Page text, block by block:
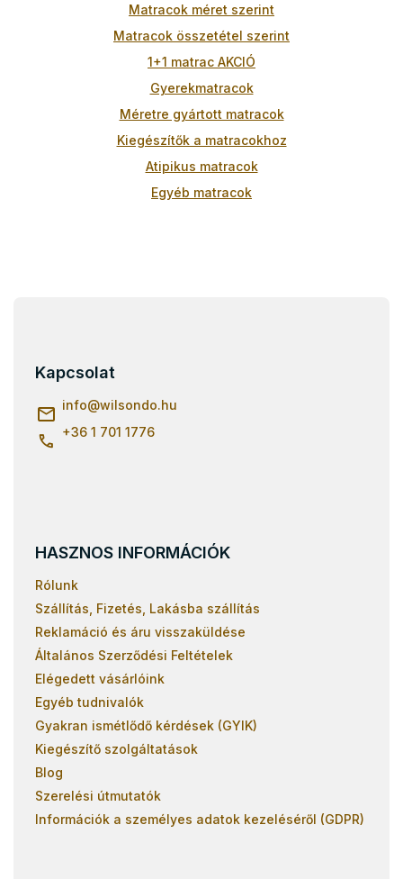
á
n
y
í
t
á
s
e
l
e
m
e
Matracok méret szerint
Matracok összetétel szerint
1+1 matrac AKCIÓ
Gyerekmatracok
Méretre gyártott matracok
Kiegészítők a matracokhoz
Atipikus matracok
Egyéb matracok
Kapcsolat
info@wilsondo.hu
+36 1 701 1776
HASZNOS INFORMÁCIÓK
Rólunk
Szállítás, Fizetés, Lakásba szállítás
Reklamáció és áru visszaküldése
Általános Szerződési Feltételek
Elégedett vásárlóink
Egyéb tudnivalók
Gyakran ismétlődő kérdések (GYIK)
Kiegészítő szolgáltatások
Blog
Szerelési útmutatók
Információk a személyes adatok kezeléséről (GDPR)